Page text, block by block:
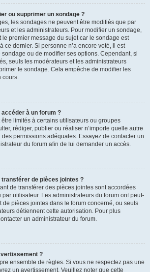
ou supprimer un sondage ?
les sondages ne peuvent être modifiés que par
et les administrateurs. Pour modifier un sondage,
le premier message du sujet car le sondage est
ce dernier. Si personne n’a encore voté, il est
ou de modifier ses options. Cependant, si
seuls les modérateurs et les administrateurs
le sondage. Cela empêche de modifier les
cours.
accéder à un forum ?
limités à certains utilisateurs ou groupes
rédiger, publier ou réaliser n’importe quelle autre
permissions adéquates. Essayez de contacter un
du forum afin de lui demander un accès.
transférer de pièces jointes ?
de transférer des pièces jointes sont accordées
utilisateur. Les administrateurs du forum ont peut-
de pièces jointes dans le forum concerné, ou seuls
détiennent cette autorisation. Pour plus
un administrateur du forum.
?
ensemble de règles. Si vous ne respectez pas une
un avertissement. Veuillez noter que cette